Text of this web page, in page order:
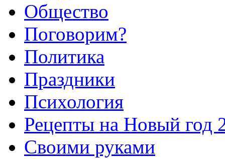
Общество
Поговорим?
Политика
Праздники
Психология
Рецепты на Новый год
Своими руками